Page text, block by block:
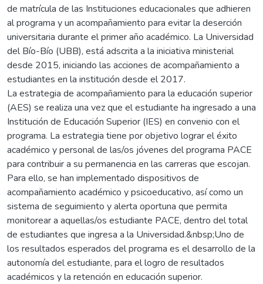
de matrícula de las Instituciones educacionales que adhieren
al programa y un acompañamiento para evitar la deserción
universitaria durante el primer año académico. La Universidad
del Bío-Bío (UBB), está adscrita a la iniciativa ministerial
desde 2015, iniciando las acciones de acompañamiento a
estudiantes en la institución desde el 2017.
La estrategia de acompañamiento para la educación superior
(AES) se realiza una vez que el estudiante ha ingresado a una
Institución de Educación Superior (IES) en convenio con el
programa. La estrategia tiene por objetivo lograr el éxito
académico y personal de las/os jóvenes del programa PACE
para contribuir a su permanencia en las carreras que escojan.
Para ello, se han implementado dispositivos de
acompañamiento académico y psicoeducativo, así como un
sistema de seguimiento y alerta oportuna que permita
monitorear a aquellas/os estudiante PACE, dentro del total
de estudiantes que ingresa a la Universidad.&nbsp;Uno de
los resultados esperados del programa es el desarrollo de la
autonomía del estudiante, para el logro de resultados
académicos y la retención en educación superior.